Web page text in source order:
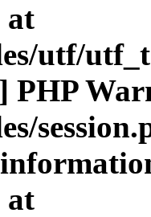
at
utf/
PHP
at